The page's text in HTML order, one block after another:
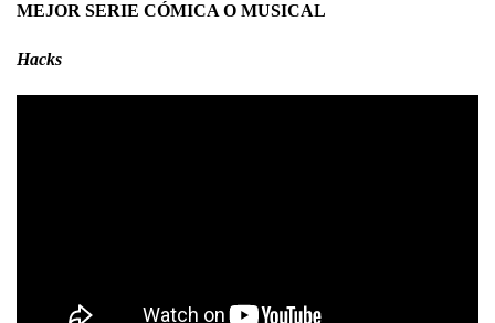
MEJOR SERIE CÓMICA O MUSICAL
Hacks